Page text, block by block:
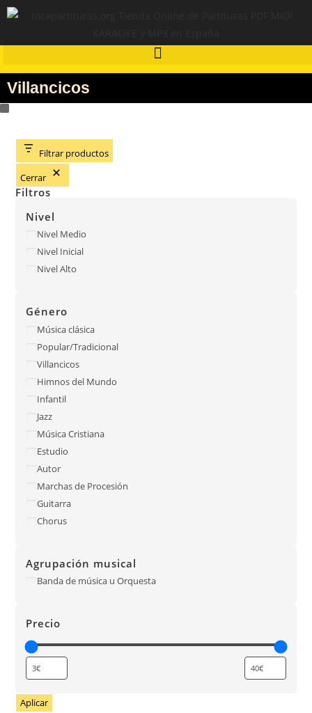
Villancicos
Filtrar productos
Cerrar
Filtros
Nivel
Nivel Medio
Nivel Inicial
Nivel Alto
Género
Música clásica
Popular/Tradicional
Villancicos
Himnos del Mundo
Infantil
Jazz
Música Cristiana
Estudio
Autor
Marchas de Procesión
Guitarra
Chorus
Agrupación musical
Banda de música u Orquesta
Precio
Aplicar